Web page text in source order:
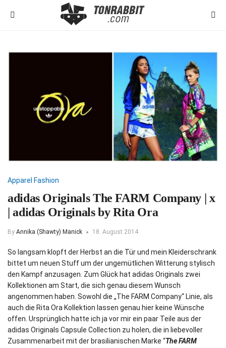
Apparel Fashion
adidas Originals The FARM Company | x
| adidas Originals by Rita Ora
By Annika (Shawty) Manick 18. August 2014
So langsam klopft der Herbst an die Tür und mein Kleiderschrank
bittet um neuen Stuff um der ungemütlichen Witterung stylisch
den Kampf anzusagen. Zum Glück hat adidas Originals zwei
Kollektionen am Start, die sich genau diesem Wunsch
angenommen haben. Sowohl die „The FARM Company“ Linie, als
auch die Rita Ora Kollektion lassen genau hier keine Wünsche
offen. Ursprünglich hatte ich ja vor mir ein paar Teile aus der
adidas Originals Capsule Collection zu holen, die in liebevoller
Zusammenarbeit mit der brasilianischen Marke “The FARM